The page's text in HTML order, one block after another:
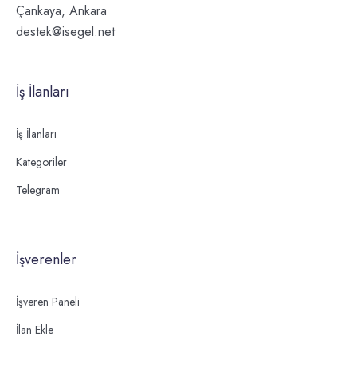
Çankaya, Ankara
destek@isegel.net
İş İlanları
İş İlanları
Kategoriler
Telegram
İşverenler
İşveren Paneli
İlan Ekle